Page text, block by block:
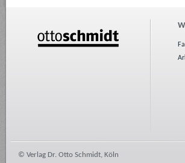
© Verlag Dr. Otto Schmidt, Köln